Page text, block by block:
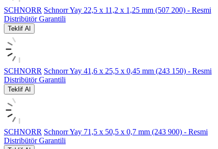
SCHNORR Schnorr Yay 22,5 x 11,2 x 1,25 mm (507 200) - Resmi
Distribütör Garantili
Teklif Al
SCHNORR Schnorr Yay 41,6 x 25,5 x 0,45 mm (243 150) - Resmi
Distribütör Garantili
Teklif Al
SCHNORR Schnorr Yay 71,5 x 50,5 x 0,7 mm (243 900) - Resmi
Distribütör Garantili